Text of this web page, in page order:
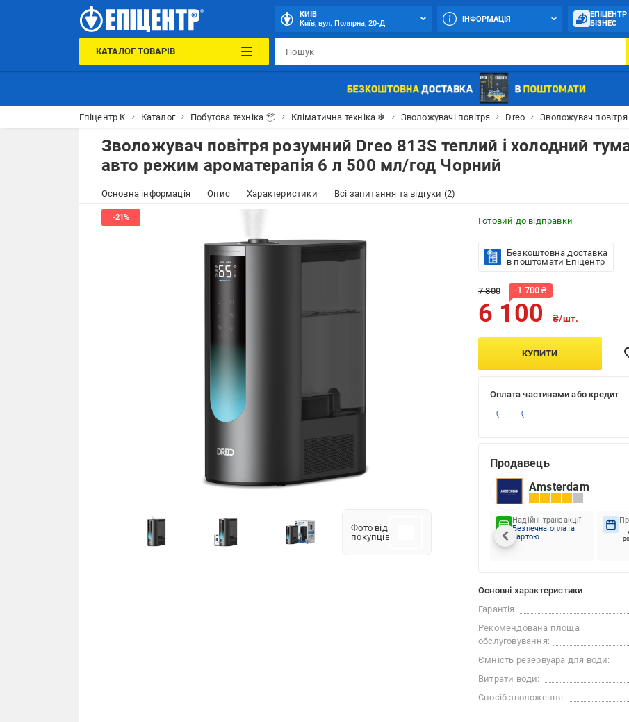
КИЇВ
Київ, вул. Полярна, 20-Д
ІНФОРМАЦІЯ
ЕПІЦЕНТР
БІЗНЕС
КАТАЛОГ ТОВАРІВ
Епіцентр К Каталог Побутова техніка 📦 Кліматична техніка ❄ Зволожувачі повітря Dreo Зволожувач
Зволожувач повітря розумний Dreo 813S теплий і холодний
авто режим ароматерапія 6 л 500 мл/год Чорний
Основна інформація Опис Характеристики Всі запитання та відгуки (2)
Фото від
покупців
Готовий до відправки
Безкоштовна доставка
в поштомати Епіцентр
7 800 -1 700 ₴
6 100 ₴/шт.
КУПИТИ
Оплата частинами або кредит
Продавець
Amsterdam
Надійні транзакції
Безпечна оплата
картою
Основні характеристики
Гарантія:
Рекомендована площа
обслуговування:
Ємність резервуара для води:
Витрати води:
Спосіб зволоження: